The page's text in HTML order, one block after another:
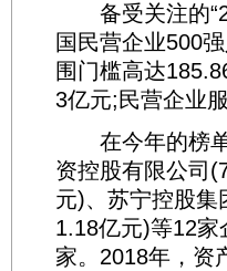
备受关注的
国民营企业500
围门槛高达
3亿元;民营企业
在今年的榜单
资控股有限公司
元)、苏宁控股集
1.18亿元)等12
家。2018年，资